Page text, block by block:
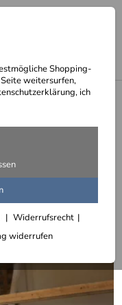
Shopping-
weitersurfen,
ich
Widerrufsrecht
widerrufen